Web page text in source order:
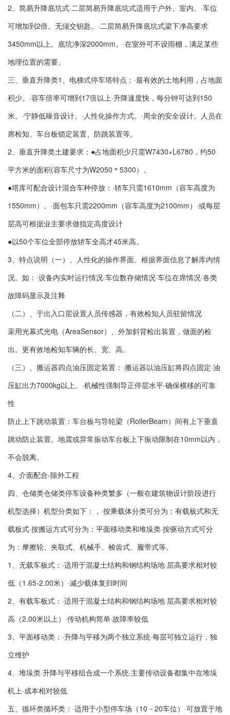
2、简易升降底坑式·二层简易升降底坑式适用于户外、室内。·车位
可增加到2倍。无须交钥匙。·二层简易升降底坑式梁下净高要求
3450mm以上。底坑净深2000mm。·在室外可不设雨棚，满足某些
地理位置的需要。
三、垂直升降类1、电梯式停车塔特点：·最有效的土地利用，占地面
积少。·容车倍率可增到17倍以上·升降速度快，每分钟可达到150
米。·宁静低噪音设计。·人性化操作方式。·周全的安全设计。人员在
席检知、车台板锁定装置、防跳装置等。
2、垂直升降类土建要求：●占地面积少只需W7430×L6780，约50
平方米的面积(容车尺寸为W2050＊5300）。
●塔库可配合设计混合车种停放：·轿车只需1610mm（容车高度为
1550mm）。·面包车只需2200mm（容车高度为2100mm）·或每层
层高可根据业主要求做指定高度设计
●以50个车位全部停放轿车全高才45米高。
3、特点说明（一）、人性化的操作界面。根据界面信息了解库内情
况。如：·设备内实时运行情况·车位数存储情况·车位在席情况·各类
故障码显示及注释
（二）、于出入口层设置人员传感器，有效检知人员驻留情况
采用光幕式光电（AreaSensor）、外加斜背检出装置，做面的检
出。更有效地检知车辆的长、宽、高。
（三）、搬运器四点油压固定装置：·搬运器以油压缸将四点固定·油
压缸出力7000kg以上。·机械性强制导正停层水平·确保横移的可靠
性
防止上下跳动装置：车台板与导轮梁（RollerBeam）间有上下垂直
跳动防止装置。地震或异常振动车台板上下振动限制在10mm以内，
不会脱离。
4、介面配合-除外工程
四、仓储类仓储类停车设备种类繁多（一般在建筑物设计阶段进行
机型选择）机型分类如下：，·按乘载体分类可分为：有载板式和无
载板式·按搬运方式可分为：平面移动类和堆垛类·按驱动方式可分
为：摩擦轮、夹取式、机械手、梭齿式、履带式等。
1、无载车板式：·适用于混凝土结构和钢结构场地·层高要求相对较
低（1.65-2.00米）·减少载体复归时间
2、有载车板式：·适用于混凝土结构和钢结构场地·层高要求相对较
高（2.00米以上）·传动机构简单·故障率较低
3、平面移动类：·升降与平移为两个独立系统·每层可独立运行，独
立维护
4、堆垛类·升降与平移组合成一个系统·主要传动设备都集中在堆垛
机上·成本相对较低
五、循环类循环类：·适用于小型停车场（10－20车位）·可放置于地